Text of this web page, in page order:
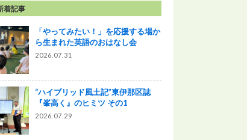
着記事
「やってみたい！」を応援する場か
ら生まれた英語のおはなし会
2026.07.31
“ハイブリッド風土記”東伊那区誌
『峯高く』のヒミツ その1
2026.07.29